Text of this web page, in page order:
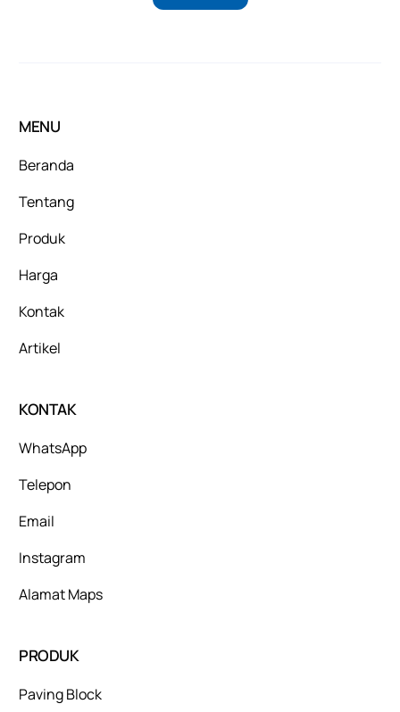
MENU
Beranda
Tentang
Produk
Harga
Kontak
Artikel
KONTAK
WhatsApp
Telepon
Email
Instagram
Alamat Maps
PRODUK
Paving Block